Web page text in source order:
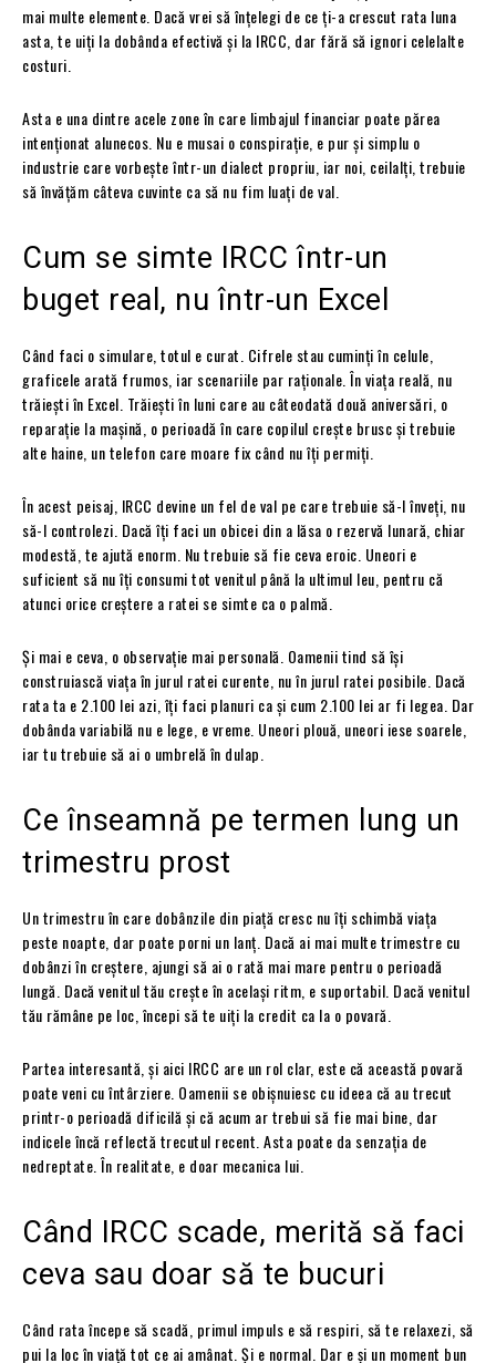
mai multe elemente. Dacă vrei să înțelegi de ce ți-a crescut rata luna
asta, te uiți la dobânda efectivă și la IRCC, dar fără să ignori celelalte
costuri.
Asta e una dintre acele zone în care limbajul financiar poate părea
intenționat alunecos. Nu e musai o conspirație, e pur și simplu o
industrie care vorbește într-un dialect propriu, iar noi, ceilalți, trebuie
să învățăm câteva cuvinte ca să nu fim luați de val.
Cum se simte IRCC într-un
buget real, nu într-un Excel
Când faci o simulare, totul e curat. Cifrele stau cuminți în celule,
graficele arată frumos, iar scenariile par raționale. În viața reală, nu
trăiești în Excel. Trăiești în luni care au câteodată două aniversări, o
reparație la mașină, o perioadă în care copilul crește brusc și trebuie
alte haine, un telefon care moare fix când nu îți permiți.
În acest peisaj, IRCC devine un fel de val pe care trebuie să-l înveți, nu
să-l controlezi. Dacă îți faci un obicei din a lăsa o rezervă lunară, chiar
modestă, te ajută enorm. Nu trebuie să fie ceva eroic. Uneori e
suficient să nu îți consumi tot venitul până la ultimul leu, pentru că
atunci orice creștere a ratei se simte ca o palmă.
Și mai e ceva, o observație mai personală. Oamenii tind să își
construiască viața în jurul ratei curente, nu în jurul ratei posibile. Dacă
rata ta e 2.100 lei azi, îți faci planuri ca și cum 2.100 lei ar fi legea. Dar
dobânda variabilă nu e lege, e vreme. Uneori plouă, uneori iese soarele,
iar tu trebuie să ai o umbrelă în dulap.
Ce înseamnă pe termen lung un
trimestru prost
Un trimestru în care dobânzile din piață cresc nu îți schimbă viața
peste noapte, dar poate porni un lanț. Dacă ai mai multe trimestre cu
dobânzi în creștere, ajungi să ai o rată mai mare pentru o perioadă
lungă. Dacă venitul tău crește în același ritm, e suportabil. Dacă venitul
tău rămâne pe loc, începi să te uiți la credit ca la o povară.
Partea interesantă, și aici IRCC are un rol clar, este că această povară
poate veni cu întârziere. Oamenii se obișnuiesc cu ideea că au trecut
printr-o perioadă dificilă și că acum ar trebui să fie mai bine, dar
indicele încă reflectă trecutul recent. Asta poate da senzația de
nedreptate. În realitate, e doar mecanica lui.
Când IRCC scade, merită să faci
ceva sau doar să te bucuri
Când rata începe să scadă, primul impuls e să respiri, să te relaxezi, să
pui la loc în viață tot ce ai amânat. Și e normal. Dar e și un moment bun